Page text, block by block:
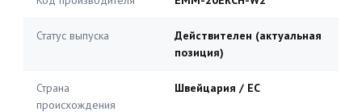
Статус выпуска
Действителен (актуальная
позиция)
Страна
происхождения
Швейцария / ЕС